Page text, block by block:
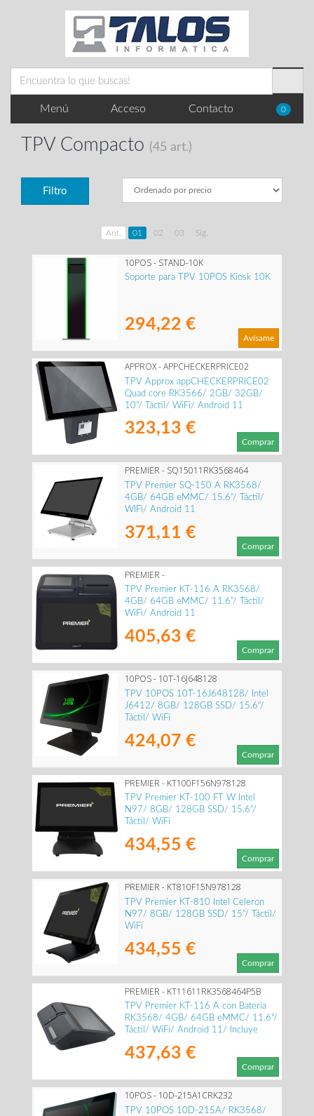
Menú Acceso Contacto 0
TPV Compacto (45 art.)
Filtro
Ant. 01 02 03 Sig.
10POS - STAND-10K
Soporte para TPV 10POS Kiosk 10K
294,22 €
Avísame
APPROX - APPCHECKERPRICE02
TPV Approx appCHECKERPRICE02
Quad core RK3566/ 2GB/ 32GB/
10"/ Táctil/ WiFi/ Android 11
323,13 €
Comprar
PREMIER - SQ15011RK3568464
TPV Premier SQ-150 A RK3568/
4GB/ 64GB eMMC/ 15.6"/ Táctil/
WIFi/ Android 11
371,11 €
Comprar
PREMIER -
KT116A11116RK356846480P5S
TPV Premier KT-116 A RK3568/
4GB/ 64GB eMMC/ 11.6"/ Táctil/
WiFi/ Android 11
405,63 €
Comprar
10POS - 10T-16J648128
TPV 10POS 10T-16J648128/ Intel
J6412/ 8GB/ 128GB SSD/ 15.6"/
Táctil/ WiFi
424,07 €
Comprar
PREMIER - KT100F156N978128
TPV Premier KT-100 FT W Intel
N97/ 8GB/ 128GB SSD/ 15.6"/
Táctil/ WiFi
434,55 €
Comprar
PREMIER - KT810F15N978128
TPV Premier KT-810 Intel Celeron
N97/ 8GB/ 128GB SSD/ 15"/ Táctil/
WiFi
434,55 €
Comprar
PREMIER - KT11611RK3568464P5B
TPV Premier KT-116 A con Bateria
RK3568/ 4GB/ 64GB eMMC/ 11.6"/
Táctil/ WiFi/ Android 11/ Incluye
437,63 €
Comprar
10POS - 10D-215A1CRK232
TPV 10POS 10D-215A/ RK3568/